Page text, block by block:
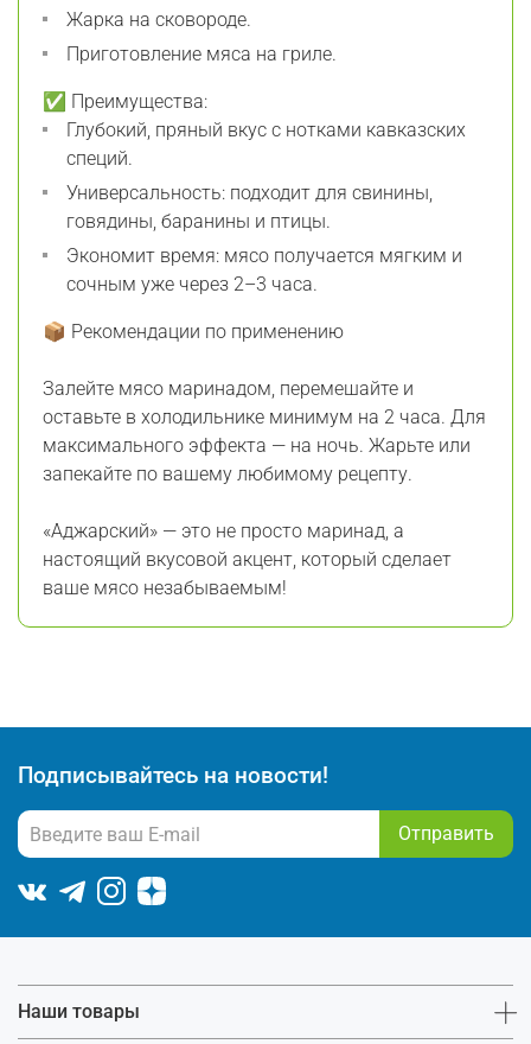
Жарка на сковороде.
Приготовление мяса на гриле.
✅ Преимущества:
Глубокий, пряный вкус с нотками кавказских
специй.
Универсальность: подходит для свинины,
говядины, баранины и птицы.
Экономит время: мясо получается мягким и
сочным уже через 2–3 часа.
📦 Рекомендации по применению
Залейте мясо маринадом, перемешайте и
оставьте в холодильнике минимум на 2 часа. Для
максимального эффекта — на ночь. Жарьте или
запекайте по вашему любимому рецепту.
«Аджарский» — это не просто маринад, а
настоящий вкусовой акцент, который сделает
ваше мясо незабываемым!
Подписывайтесь на новости!
Отправить
Наши товары